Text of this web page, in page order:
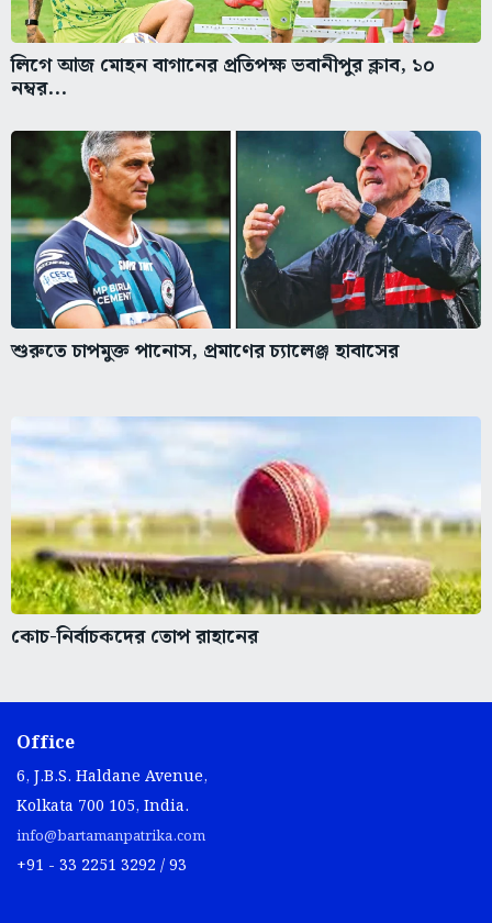
লিগে আজ মোহন বাগানের প্রতিপক্ষ ভবানীপুর ক্লাব, ১০
নম্বর...
শুরুতে চাপমুক্ত পানোস, প্রমাণের চ্যালেঞ্জ হাবাসের
কোচ-নির্বাচকদের তোপ রাহানের
Office
6, J.B.S. Haldane Avenue,
Kolkata 700 105, India.
info@bartamanpatrika.com
+91 - 33 2251 3292 / 93